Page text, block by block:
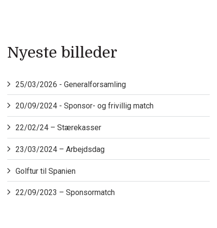
Nyeste billeder
25/03/2026 - Generalforsamling
20/09/2024 - Sponsor- og frivillig match
22/02/24 – Stærekasser
23/03/2024 – Arbejdsdag
Golftur til Spanien
22/09/2023 – Sponsormatch